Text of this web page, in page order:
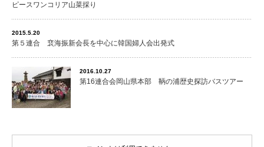
ピースワンコリア山菜採り
2015.5.20
第５連合 裵海振新会長を中心に韓国婦人会出発式
2016.10.27
第16連合会岡山県本部 鞆の浦歴史探訪バスツアー